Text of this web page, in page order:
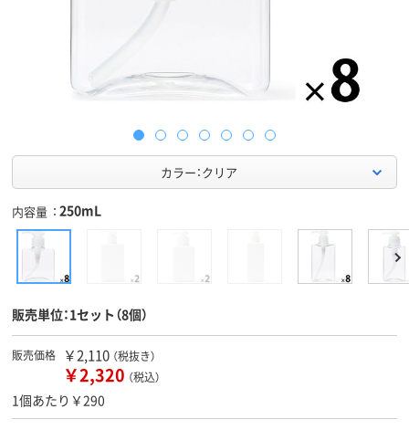
カラー：クリア
内容量 250mL
販売単位：1セット（8個）
販売価格 ￥2,110 （税抜き）
￥2,320 （税込）
1個あたり￥290